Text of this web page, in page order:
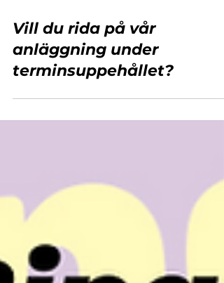
14 dec. 2022
Vill du rida på vår
anläggning under
terminsuppehållet?